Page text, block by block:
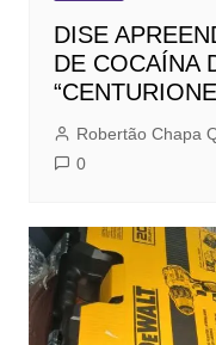
DISE
DE COCAÍNA
Robertão Chapa
0